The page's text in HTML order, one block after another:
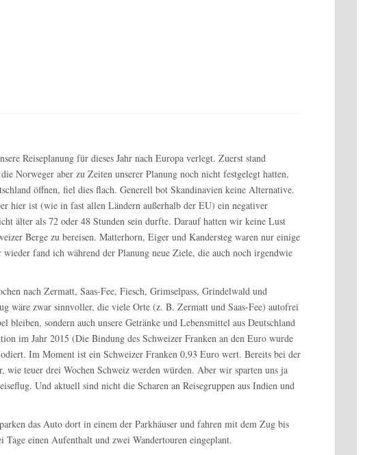
Reiseplanung für dieses Jahr nach Europa verlegt. Zuerst stand
Norweger aber zu Zeiten unserer Planung noch nicht festgelegt hatten,
öffnen, fiel dies flach. Generell bot Skandinavien keine Alternative.
hier ist (wie in fast allen Ländern außerhalb der EU) ein negativer
älter als 72 oder 48 Stunden sein durfte. Darauf hatten wir keine Lust
Berge zu bereisen. Matterhorn, Eiger und Kandersteg waren nur einige
fand ich während der Planung neue Ziele, die auch noch irgendwie
nach Zermatt, Saas-Fee, Fiesch, Grimselpass, Grindelwald und
wäre zwar sinnvoller, die viele Orte (z. B. Zermatt und Saas-Fee) autofrei
sondern auch unsere Getränke und Lebensmittel aus Deutschland
im Jahr 2015 (Die Bindung des Schweizer Franken an den Euro wurde
Im Moment ist ein Schweizer Franken 0,93 Euro wert. Bereits bei der
wie teuer drei Wochen Schweiz werden würden. Aber wir sparten uns ja
Und aktuell sind nicht die Scharen an Reisegruppen aus Indien und
das Auto dort in einem der Parkhäuser und fahren mit dem Zug bis
einen Aufenthalt und zwei Wandertouren eingeplant.